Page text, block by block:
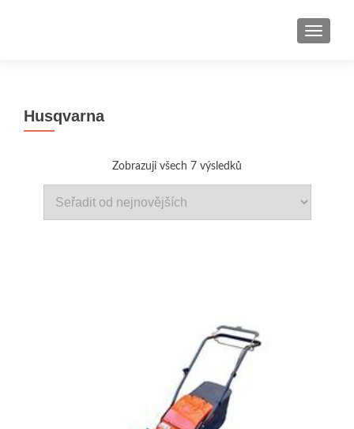
Husqvarna
Zobrazuji všech 7 výsledků